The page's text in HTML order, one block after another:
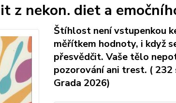
z nekon. diet a
Štíhlost není vstupenkou
měřítkem hodnoty, i když
přesvědčit. Vaše tělo
pozorování ani trest. (
Grada 2026)